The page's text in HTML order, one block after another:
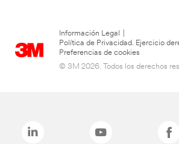
Información Legal
Política de Privacidad. Ejercicio
Preferencias de cookies
© 3M 2026. Todos los derechos